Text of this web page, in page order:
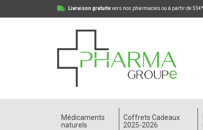
Livraison gratuitevers nos pharmacies ou à partir de 55€*
Pharmagroupe Votre pharmacie en ligne
Médicaments
naturels
Coffrets Cadeaux
2025-2026